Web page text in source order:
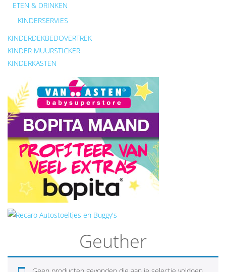
ETEN & DRINKEN
KINDERSERVIES
KINDERDEKBEDOVERTREK
KINDER MUURSTICKER
KINDERKASTEN
Geuther